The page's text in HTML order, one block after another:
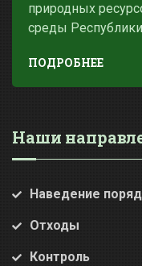
природных
среды
ПОДРОБНЕЕ
Наши
Наведение
Отходы
Контроль